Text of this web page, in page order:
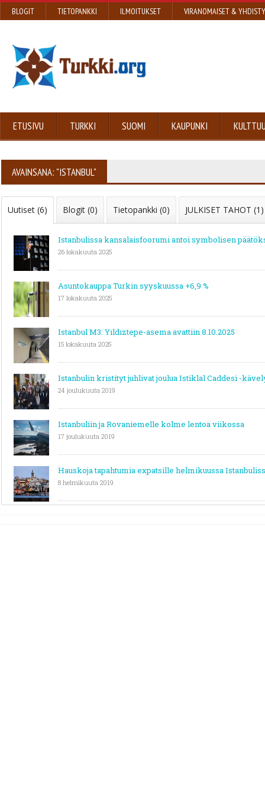
BLOGIT TIETOPANKKI ILMOITUKSET VIRANOMAISET &
ETUSIVU TURKKI SUOMI KAUPUNKI
AVAINSANA: "ISTANBUL"
Uutiset (6) Blogit (0) Tietopankki (0) JULKISET TAHOT (1)
Istanbulissa kansalaisfoorumi antoi symbolisen
26 lokakuuta 2025
Asuntokauppa Turkin syyskuussa +6,9 %
17 lokakuuta 2025
Istanbul M3: Yıldıztepe-asema avattiin 8.10.2025
15 lokakuuta 2025
Istanbulin kristityt juhlivat joulua Istiklal Caddesi -
24 joulukuuta 2019
Istanbuliin ja Rovaniemelle kolme lentoa viikossa
17 joulukuuta 2019
Hauskoja tapahtumia expatsille helmikuussa
8 helmikuuta 2019